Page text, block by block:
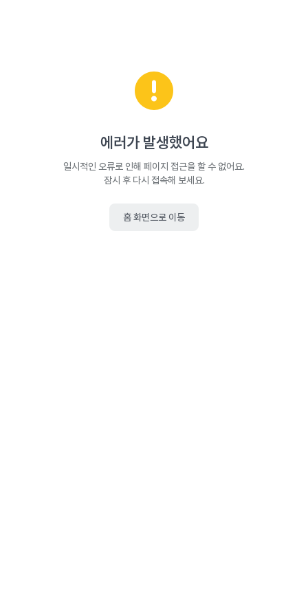
에러가 발생했어요
일시적인 오류로 인해 페이지 접근을 할 수 없어요.
잠시 후 다시 접속해 보세요.
홈 화면으로 이동